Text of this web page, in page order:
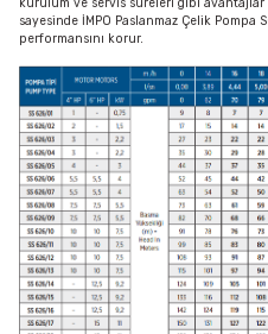
sayesinde İMPO Paslanmaz Çelik
performansını korur.